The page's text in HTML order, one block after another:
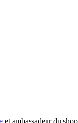
et ambassadeur du shop